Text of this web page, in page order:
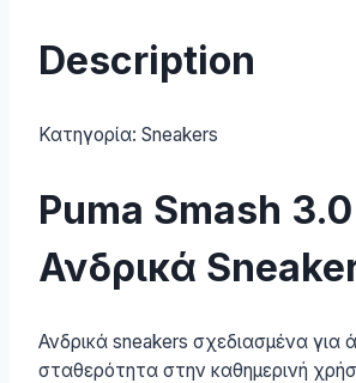
Description
Κατηγορία: Sneakers
Puma Smash 3.0
Ανδρικά
Ανδρικά sneakers σχεδιασμένα για
σταθερότητα στην καθημερινή